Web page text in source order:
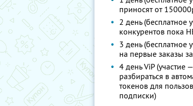
приносят от
2 день (бесплатное
конкурентов пока
3 день (бесплатное
на первые заказы
4 день ViP (участие
разбираться в
токенов для
подписки)